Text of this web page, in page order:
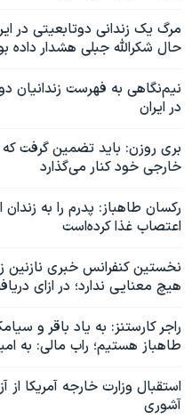
مرگ یک زندانی دوتابعیتی در
حال شکرالله جبلی هشدار داده
نیم‌نگاهی به فهرست زندانیان
در ایران
بری روزن: باید تضمین گرفت که
خارجی خود کنار می‌گذارد
رکسان طاهباز: پدرم را به زندان
اعتصاب غذا کرده‌است
نخستین کنفرانس خبری نازنین
هیچ معنایی ندارد؛ در ازای
راجر کارستنز: به یاد باقر و
طاهباز هستیم؛ راب مالی: به
استقبال وزارت خارجه آمریکا از
آشوری